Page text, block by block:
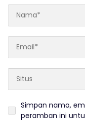
Simpan nama,
peramban ini